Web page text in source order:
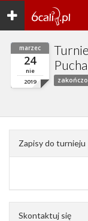
Toggle
navigation
marzec
24
nie
2019
Zapisy do turnieju
Skontaktuj się